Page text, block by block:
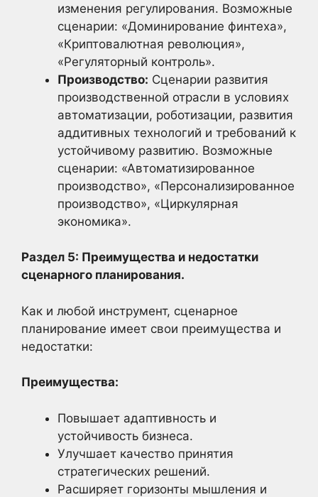
изменения регулирования. Возможные
сценарии: «Доминирование финтеха»,
«Криптовалютная революция»,
«Регуляторный контроль».
Производство: Сценарии развития
производственной отрасли в условиях
автоматизации, роботизации, развития
аддитивных технологий и требований к
устойчивому развитию. Возможные
сценарии: «Автоматизированное
производство», «Персонализированное
производство», «Циркулярная
экономика».
Раздел 5: Преимущества и недостатки
сценарного планирования.
Как и любой инструмент, сценарное
планирование имеет свои преимущества и
недостатки:
Преимущества:
Повышает адаптивность и
устойчивость бизнеса.
Улучшает качество принятия
стратегических решений.
Расширяет горизонты мышления и